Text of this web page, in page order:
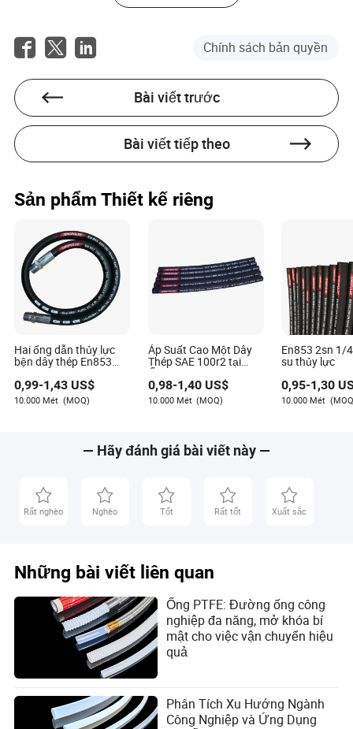
cho các kiểm tra hàng ngày, hàng tuần và hàng
tháng.
dụ, mã vạch hoặc RFID) để theo dõi từng bộ ống từ
khi lắp đặt đến khi thải bỏ.
Thực Hiện Kiểm Tra Áp Suất:Định kỳ kiểm tra hệ
thống ở áp suất gấp 1,5 lần áp suất làm việc để xác
minh tính toàn vẹn.
Ghi lại lý do hỏng hóc. Các ống
Các mẫu rõ ràng tiết lộ vấn đề thiết kế hệ thống.
Nếu một ống có dấu hiệu lão
hóa đáng kể (cứng, nứt), hãy thay thế nó trước khi
nó hỏng.
Đảm Bảo Tuân Thủ:Xác minh rằng các ống tương
thích với các chất lỏng, nhiệt độ và áp suất cụ thể
của bạn.
Mẹo An Toàn Cần Thiết khi Làm Việc
với Ống Thủy Lực
Chính sách bản quyền
Bài viết trước
Bài viết tiếp theo
Sản phẩm Thiết kế riêng
Hai ống dẫn thủy lực
bện dây thép En853
0,99-1,43 US$
10.000 Mét (MOQ)
Áp Suất Cao Một Dây
Thép SAE 100r2 tại
Ống Dầu Thủy Lực
0,98-1,40US$
10.000 Mét (MOQ)
En853 2sn 1/
su thủy lực
0,95-1,30
10.000 Mét
— Hãy đánh giá bài viết này —
Rất nghèo Nghèo Tốt Rất tốt Xuất sắc
Những bài viết liên quan
Ống PTFE: Đường ống công
nghiệp đa năng, mở khóa bí
mật cho việc vận chuyển hiệu
quả
Phân Tích Xu Hướng Ngành
Công Nghiệp và Ứng Dụng